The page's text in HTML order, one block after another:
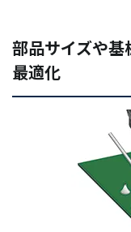
お役立ち情報
企業情報
部品サイズや基
最適化